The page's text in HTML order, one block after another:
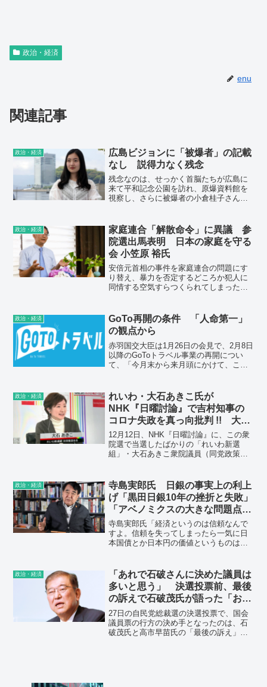
政治・経済
enu
関連記事
政治・経済
広島ビジョンに「被爆者」の記載
なし 説得力なく残念
残念なのは、せっかく首脳たちが広島に
来て平和記念公園を訪れ、原爆資料館を
視察し、さらに被爆者の小倉桂子さんと
す。
政治・経済
家庭連合「解散命令」に異議 参
院選出馬表明 日本の家庭を守る
会 小笠原 裕氏
安倍元首相の事件を家庭連合の問題にす
り替え、暴力を否定するどころか犯人に
同情する空気すらつくられてしまった。
いけない。それは何度でも叫びたい。
政治・経済
GoTo再開の条件 「人命第一」
の観点から
赤羽国交大臣は1月26日の会見で、2月8日
以降のGoToトラベル事業の再開につい
て、「今月末から来月頭にかけて、これ
くということになる」との認識を示し
た。GoTo事業再開の条件を「人命第一」
の観点から整理した。
政治・経済
れいわ・大石あきこ氏が
NHK『日曜討論』で吉村知事の
コロナ失政を真っ向批判 !! 大阪
は人口あたりのコロナ死者数全国
ワースト１
12月12日、NHK『日曜討論』に、この衆
院選で当選したばかりの「れいわ新選
組」・大石あきこ衆院議員（同党政策審
とんど触れられない大阪府・吉村洋文知
事のコロナ失政を真っ向から指摘。しか
も、維新のネトウヨ・足立康史議員から
スリカエ反論を受けても、大石議員は全
く怯まず、鮮やかな切り返しを見せ、逆
に足立議員をぐうの音も出ない状態に追
い込んでしまったのである。
政治・経済
寺島実郎氏 日銀の事実上の利上
げ「黒田日銀10年の挫折と失敗」
「アベノミクスの大きな問題点が
一気に」
寺島実郎氏「経済というのは信頼なんで
すよ。信頼を失ってしまったら一気に日
本国債とか日本円の価値というものは棄
政治・経済
「あれで石破さんに決めた議員は
多いと思う」 決選投票前、最後
の訴えで石破茂氏が語った「お詫
び」 自民総裁選
27日の自民党総裁選の決選投票で、国会
議員票の行方の決め手となったのは、石
破茂氏と高市早苗氏の「最後の訴え」だ